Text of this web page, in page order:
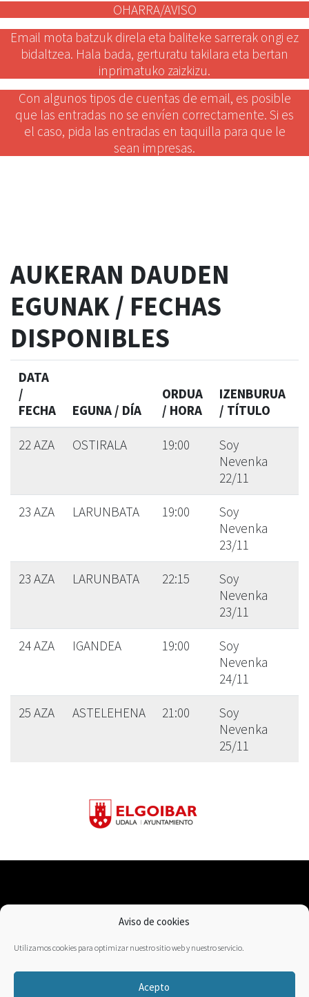
Aviso de cookies
Utilizamos cookies para optimizar nuestro sitio web y nuestro servicio.
Acepto
OHARRA/AVISO
Email mota batzuk direla eta baliteke sarrerak ongi ez
bidaltzea. Hala bada, gerturatu takilara eta bertan
inprimatuko zaizkizu.
Con algunos tipos de cuentas de email, es posible
que las entradas no se envíen correctamente. Si es
el caso, pida las entradas en taquilla para que le
sean impresas.
AUKERAN DAUDEN
EGUNAK / FECHAS
DISPONIBLES
DATA
/
FECHA
EGUNA / DÍA
ORDUA
/ HORA
IZENBURUA
/ TÍTULO
22 AZA OSTIRALA 19:00
Soy
Nevenka
22/11
23 AZA LARUNBATA 19:00
Soy
Nevenka
23/11
23 AZA LARUNBATA 22:15
Soy
Nevenka
23/11
24 AZA IGANDEA 19:00
Soy
Nevenka
24/11
25 AZA ASTELEHENA 21:00
Soy
Nevenka
25/11
Pribatutasun politika